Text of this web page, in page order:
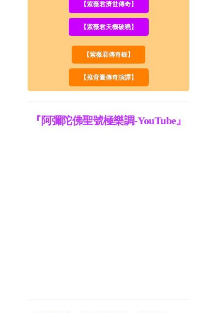
【紫薇君濟世傳奇】
【紫薇君天機破曉】
【紫薇君傳奇錄】
【推背圖傳奇演譯】
『阿彌陀佛聖號極樂調-YouTube』